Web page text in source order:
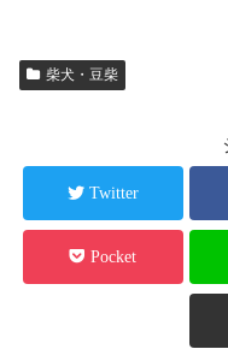
柴犬・豆柴
Twitter
Pocket